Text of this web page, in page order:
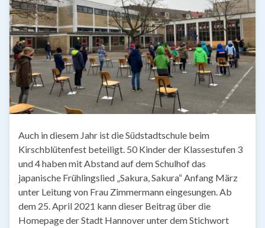
Auch in diesem Jahr ist die Südstadtschule beim
Kirschblütenfest beteiligt. 50 Kinder der Klassestufen 3
und 4 haben mit Abstand auf dem Schulhof das
japanische Frühlingslied „Sakura, Sakura“ Anfang März
unter Leitung von Frau Zimmermann eingesungen. Ab
dem 25. April 2021 kann dieser Beitrag über die
Homepage der Stadt Hannover unter dem Stichwort